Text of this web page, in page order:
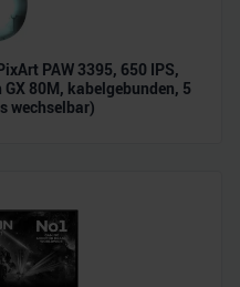
PAW 3395, 650 IPS,
80M, kabelgebunden, 5
wechselbar)